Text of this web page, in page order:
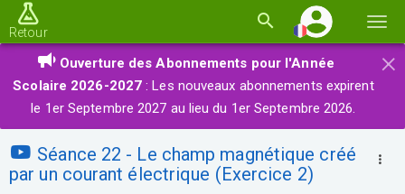
la
Retour
×
Ouverture des Abonnements pour l'Année
Scolaire 2026-2027 : Les nouveaux abonnements expirent
le 1er Septembre 2027 au lieu du 1er Septembre 2026.
Séance 22 - Le champ magnétique créé
par un courant électrique (Exercice 2)